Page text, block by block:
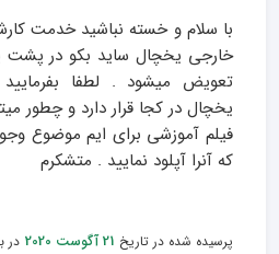
با سلام و خسته نباشید خدمت
خارجی یخچال ساید بکو در پشت
تعویض میشود . لطفا
یخچال در کجا قرار دارد و چطور
فیلم آموزشی برای ایم موضوع
که آنرا آپلود نمایید . متشکرم
پرسیده شده در تاریخ 21 آگوست 2020